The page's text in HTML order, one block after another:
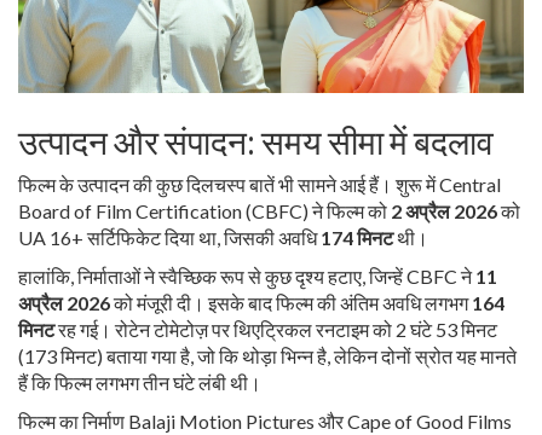
उत्पादन और संपादन: समय सीमा में बदलाव
फिल्म के उत्पादन की कुछ दिलचस्प बातें भी सामने आई हैं। शुरू मेंCentral
Board of Film Certification (CBFC)ने फिल्म को 2 अप्रैल 2026को
UA 16+ सर्टिफिकेट दिया था, जिसकी अवधि174 मिनटथी।
हालांकि, निर्माताओं ने स्वैच्छिक रूप से कुछ दृश्य हटाए, जिन्हें CBFC ने11
अप्रैल 2026को मंजूरी दी। इसके बाद फिल्म की अंतिम अवधि लगभग164
मिनटरह गई। रोटेन टोमेटोज़ पर थिएट्रिकल रनटाइम को 2 घंटे 53 मिनट
(173 मिनट) बताया गया है, जो कि थोड़ा भिन्न है, लेकिन दोनों स्रोत यह मानते
हैं कि फिल्म लगभग तीन घंटे लंबी थी।
फिल्म का निर्माण Balaji Motion Pictures औरCape of Good Films